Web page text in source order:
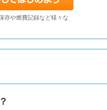
存や燃費記録など様々な